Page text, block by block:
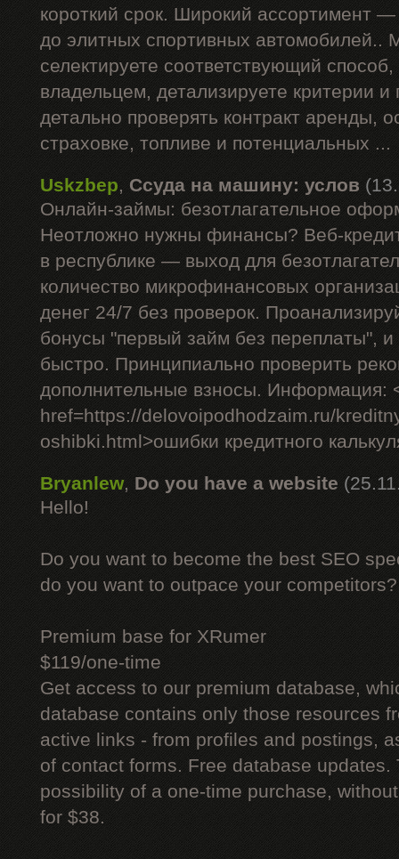
короткий срок. Широкий ассортимент
до элитных спортивных автомобилей..
селектируете соответствующий
владельцем, детализируете критерии
детально проверять контракт аренды,
страховке, топливе и потенциальных ...
Uskzbep, Ссуда на машину: услов
Онлайн-займы: безотлагательное
Неотложно нужны финансы? Веб-
в республике — выход для
количество микрофинансовых
денег 24/7 без проверок.
бонусы "первый займ без переплаты", и
быстро. Принципиально проверить
дополнительные взносы. Информация:
href=https://delovoipodhodzaim.ru/
oshibki.html>ошибки кредитного
Bryanlew, Do you have a website
Hello!
Do you want to become the best SEO
do you want to outpace your competitors?
Premium base for XRumer
$119/one-time
Get access to our premium database,
database contains only those resources
active links - from profiles and postings,
of contact forms. Free database updates.
possibility of a one-time purchase,
for $38.